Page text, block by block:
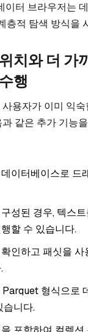
이터 브라우저는
층적 탐색 방식을
치와 더 가
행
용자가 이미 익
같은 추가 기능
이터베이스로 드
성된 경우, 텍스
할 수 있습니다.
인하고 패싯을 사
Parquet 형식으로
습니다.